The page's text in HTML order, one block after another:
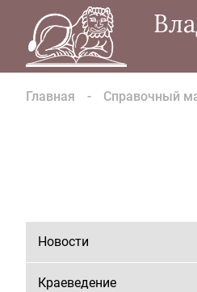
Главная Справочный
Новости
Краеведение